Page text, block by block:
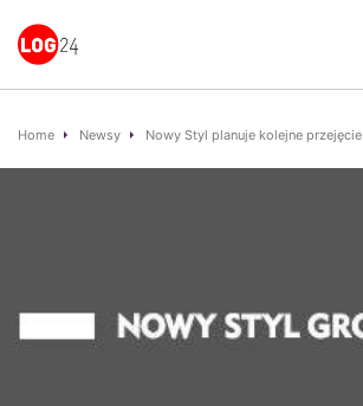
Home Newsy Nowy Styl planuje kolejne przejęcie